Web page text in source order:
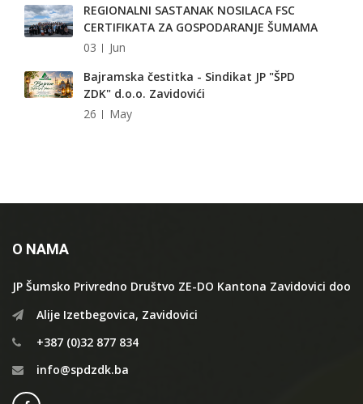
REGIONALNI SASTANAK NOSILACA FSC
CERTIFIKATA ZA GOSPODARANJE ŠUMAMA
03
Jun
Bajramska čestitka - Sindikat JP "ŠPD
ZDK" d.o.o. Zavidovići
26
May
O NAMA
JP Šumsko Privredno Društvo ZE-DO Kantona Zavidovici doo
Alije Izetbegovica, Zavidovici
+387 (0)32 877 834
info@spdzdk.ba